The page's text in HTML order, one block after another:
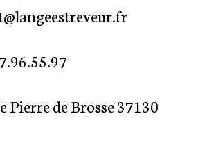
@langeestreveur.fr
Pierre de Brosse 37130